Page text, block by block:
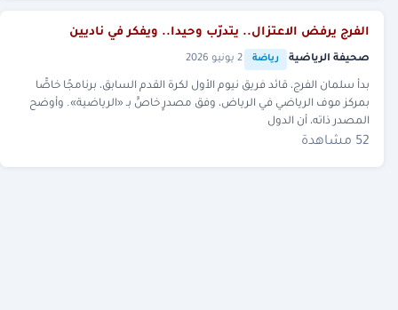
الفرج يرفض الاعتزال.. يتدرّب وحيدا.. ويفكر في ناديين
صحيفة الرياضية رياضة 2 يونيو 2026
بدأ سلمان الفرج، قائد فريق نيوم الأول لكرة القدم السابق، برنامجًا خاصًّا
بمركز موف الرياضي في الرياض، وفق مصدرٍ خاصٍّ بـ «الرياضية». وأوضح
المصدر ذاته، أن الدول
52 مشاهدة